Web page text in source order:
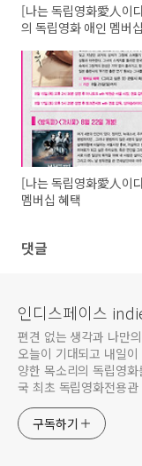
[나는 독립영화愛人이
의 독립영화 애인 멤버
[나는 독립영화愛人이
멤버십 혜택
댓글
인디스페이스
편견 없는 생각과 나만
오늘이 기대되고 내일
양한 목소리의 독립영
국 최초 독립영화전용
구독하기